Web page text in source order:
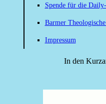
Spende für die Daily-
Barmer
Impressum
In den